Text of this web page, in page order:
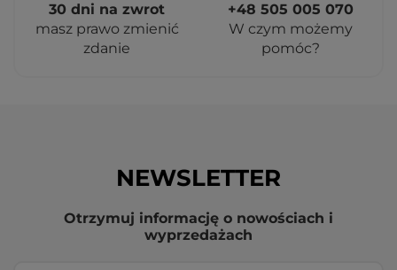
30 dni na zwrot
masz prawo zmienić
zdanie
+48 505 005 070
W czym możemy
pomóc?
NEWSLETTER
Otrzymuj informację o nowościach i
wyprzedażach